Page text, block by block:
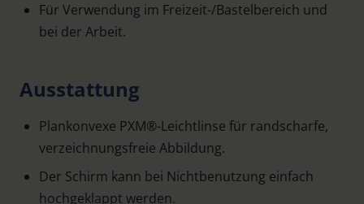
Für Verwendung im Freizeit-/Bastelbereich und
bei der Arbeit.
Ausstattung
Plankonvexe PXM®-Leichtlinse für randscharfe,
verzeichnungsfreie Abbildung.
Der Schirm kann bei Nichtbenutzung einfach
hochgeklappt werden.